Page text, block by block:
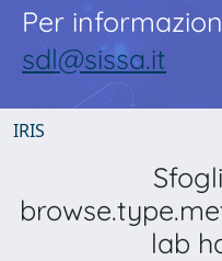
Per
sdl@sissa.it
IRIS
lab